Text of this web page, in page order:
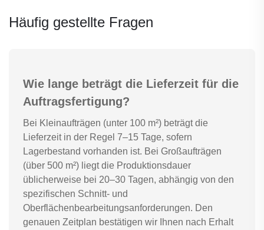
Häufig gestellte Fragen
Wie lange beträgt die Lieferzeit für die
Auftragsfertigung?
Bei Kleinaufträgen (unter 100 m²) beträgt die
Lieferzeit in der Regel 7–15 Tage, sofern
Lagerbestand vorhanden ist. Bei Großaufträgen
(über 500 m²) liegt die Produktionsdauer
üblicherweise bei 20–30 Tagen, abhängig von den
spezifischen Schnitt- und
Oberflächenbearbeitungsanforderungen. Den
genauen Zeitplan bestätigen wir Ihnen nach Erhalt